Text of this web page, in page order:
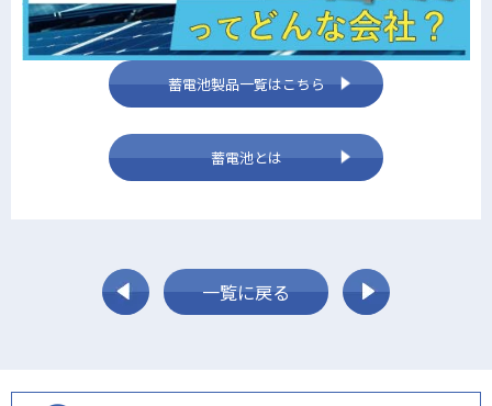
蓄電池製品一覧はこちら
蓄電池とは
一覧に戻る